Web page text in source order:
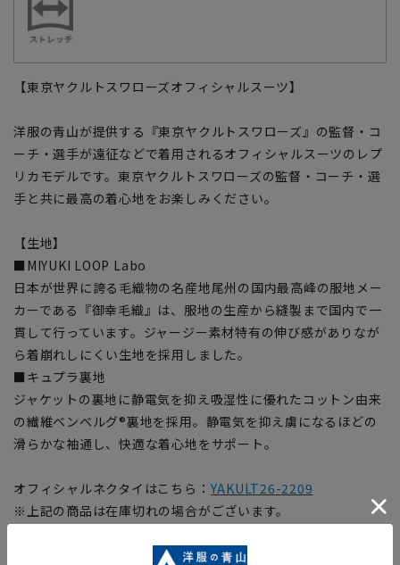
【東京ヤクルトスワローズオフィシャルスーツ】
洋服の青山が提供する『東京ヤクルトスワローズ』の監督・コ
ーチ・選手が遠征などで着用されるオフィシャルスーツのレプ
リカモデルです。東京ヤクルトスワローズの監督・コーチ・選
手と共に最高の着心地をお楽しみください。
【生地】
■MIYUKI LOOP Labo
日本が世界に誇る毛織物の名産地尾州の国内最高峰の服地メー
カーである『御幸毛織』は、服地の生産から縫製まで国内で一
貫して行っています。ジャージー素材特有の伸び感がありなが
ら着崩れしにくい生地を採用しました。
■キュプラ裏地
ジャケットの裏地に静電気を抑え吸湿性に優れたコットン由来
の繊維ベンベルグ®裏地を採用。静電気を抑え虜になるほどの
滑らかな袖通し、快適な着心地をサポート。
オフィシャルネクタイはこちら： YAKULT26-2209
※上記の商品は在庫切れの場合がございます。
【シルエット】《細め(スリム)》 (当社比)